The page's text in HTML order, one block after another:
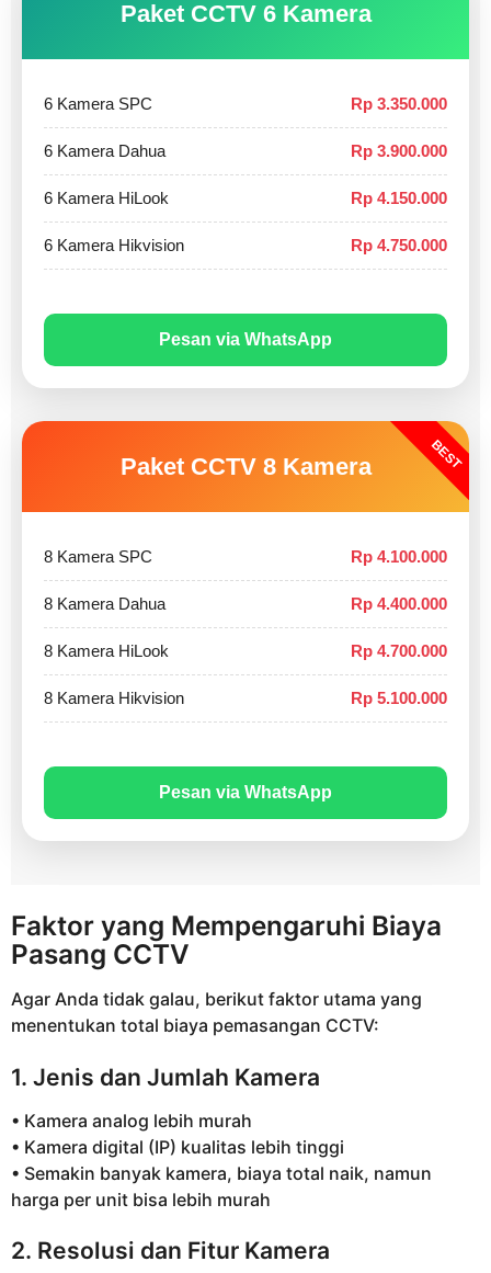
Paket CCTV 6 Kamera
6 Kamera SPC Rp 3.350.000
6 Kamera Dahua Rp 3.900.000
6 Kamera HiLook Rp 4.150.000
6 Kamera Hikvision Rp 4.750.000
Pesan via WhatsApp
BEST
Paket CCTV 8 Kamera
8 Kamera SPC Rp 4.100.000
8 Kamera Dahua Rp 4.400.000
8 Kamera HiLook Rp 4.700.000
8 Kamera Hikvision Rp 5.100.000
Pesan via WhatsApp
Faktor yang Mempengaruhi Biaya
Pasang CCTV
Agar Anda tidak galau, berikut faktor utama yang
menentukan total biaya pemasangan CCTV:
1. Jenis dan Jumlah Kamera
• Kamera analog lebih murah
• Kamera digital (IP) kualitas lebih tinggi
• Semakin banyak kamera, biaya total naik, namun
harga per unit bisa lebih murah
2. Resolusi dan Fitur Kamera